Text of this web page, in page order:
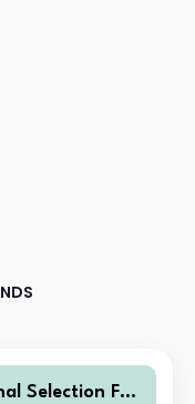
Selection Fun